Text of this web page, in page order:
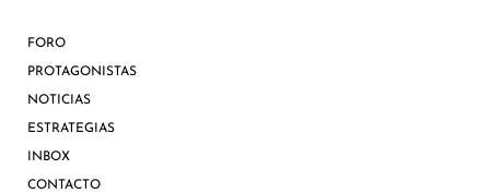
FORO
PROTAGONISTAS
NOTICIAS
ESTRATEGIAS
INBOX
CONTACTO